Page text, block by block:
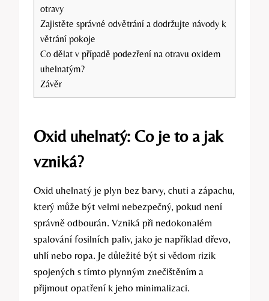
otravy
Zajistěte správné odvětrání a dodržujte návody k
větrání pokoje
Co dělat v případě podezření na otravu oxidem
uhelnatým?
Závěr
Oxid uhelnatý: Co je to a jak
vzniká?
Oxid uhelnatý je plyn bez barvy, chuti a zápachu,
který může být velmi nebezpečný, pokud není
správně odbourán. Vzniká při nedokonalém
spalování fosilních paliv, jako je například dřevo,
uhlí nebo ropa. Je důležité být si vědom rizik
spojených s tímto plynným znečištěním a
přijmout opatření k jeho minimalizaci.